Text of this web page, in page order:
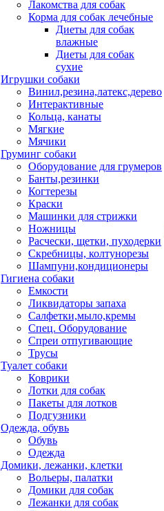
Лакомства для собак
Корма для собак лечебные
Диеты для собак
влажные
Диеты для собак
сухие
Игрушки собаки
Винил,резина,латекс,дерево
Интерактивные
Кольца, канаты
Мягкие
Мячики
Груминг собаки
Оборудование для грумеров
Банты,резинки
Когтерезы
Краски
Машинки для стрижки
Ножницы
Расчески, щетки, пуходерки
Скребницы, колтунорезы
Шампуни,кондиционеры
Гигиена собаки
Емкости
Ликвидаторы запаха
Салфетки,мыло,кремы
Спец. Оборудование
Спреи отпугивающие
Трусы
Туалет собаки
Коврики
Лотки для собак
Пакеты для лотков
Подгузники
Одежда, обувь
Обувь
Одежда
Домики, лежанки, клетки
Вольеры, палатки
Домики для собак
Лежанки для собак